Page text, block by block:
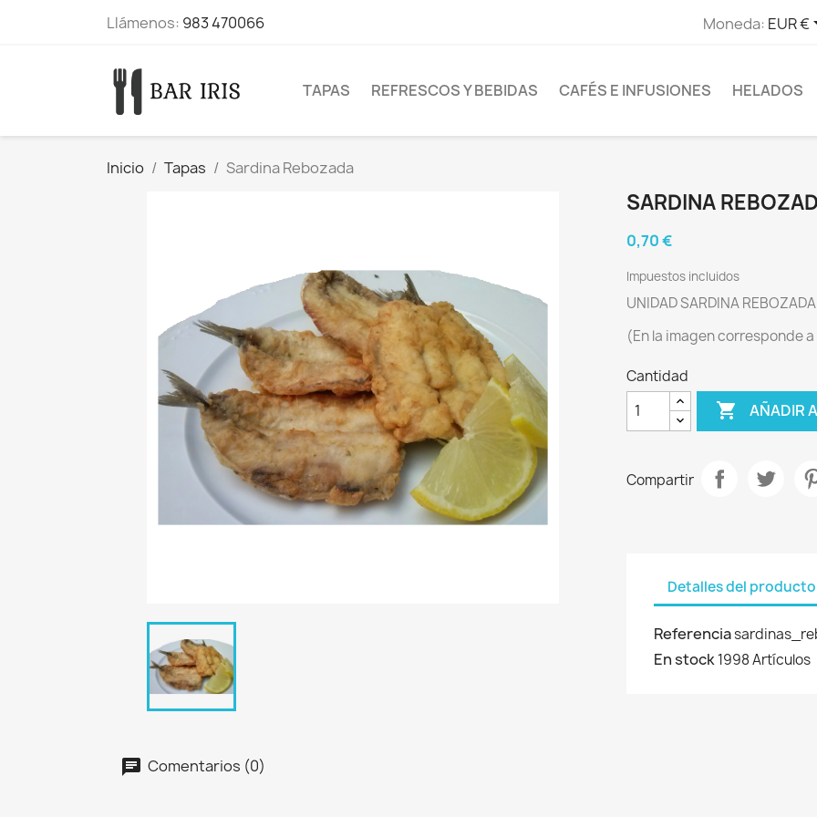
Llámenos: 983 470066 Moneda: EUR €
TAPAS REFRESCOS Y BEBIDAS CAFÉS E INFUSIONES HELADOS
Inicio Tapas Sardina Rebozada
SARDINA
0,70 €
Impuestos incluidos
UNIDAD SARDINA
(En la imagen corresponde
Cantidad
 AÑADIR
Compartir
Detalles del producto
Referencia
En stock1998 Artículos
Comentarios (0)